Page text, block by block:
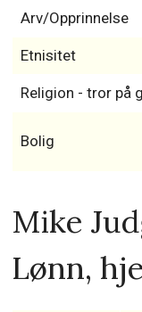
Arv/Opprinnelse
Etnisitet
Religion - tror på
Bolig
Mike
Lønn,